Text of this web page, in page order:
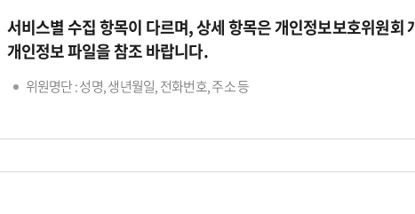
서비스별 수집 항목이 다르며, 상세 항목은 개인정보보호위원회
개인정보 파일을 참조 바랍니다.
위원명단 : 성명, 생년월일, 전화번호, 주소 등